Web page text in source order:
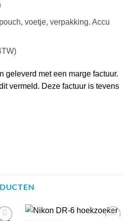
voetje, verpakking. Accu
geleverd met een marge factuur.
vermeld. Deze factuur is tevens